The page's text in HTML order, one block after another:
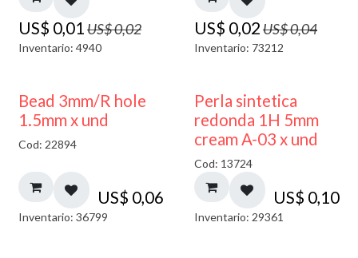
US$ 0,01US$0,02
Inventario: 4940
US$ 0,02US$0,04
Inventario: 73212
Bead 3mm/R hole
1.5mm x und
Cod: 22894
US$ 0,06
Inventario: 36799
Perla sintetica
redonda 1H 5mm
cream A-03 x und
Cod: 13724
US$ 0,10
Inventario: 29361